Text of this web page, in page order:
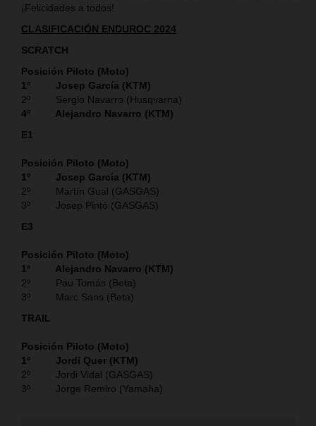
¡Felicidades a todos!
CLASIFICACIÓN ENDUROC 2024
SCRATCH
Posición Piloto (Moto)
1º Josep García (KTM)
2º Sergio Navarro (Husqvarna)
4º Alejandro Navarro (KTM)
E1
Posición Piloto (Moto)
1º Josep García (KTM)
2º Martín Gual (GASGAS)
3º Josep Pintó (GASGAS)
E3
Posición Piloto (Moto)
1º Alejandro Navarro (KTM)
2º Pau Tomás (Beta)
3º Marc Sans (Beta)
TRAIL
Posición Piloto (Moto)
1º Jordi Quer (KTM)
2º Jordi Vidal (GASGAS)
3º Jorge Remiro (Yamaha)